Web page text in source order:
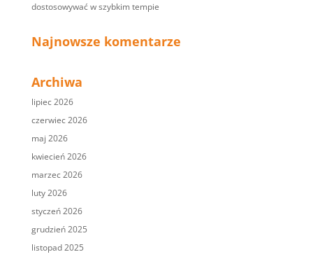
dostosowywać w szybkim tempie
Najnowsze komentarze
Archiwa
lipiec 2026
czerwiec 2026
maj 2026
kwiecień 2026
marzec 2026
luty 2026
styczeń 2026
grudzień 2025
listopad 2025